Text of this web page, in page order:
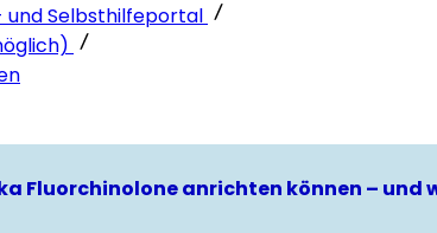
und Selbsthilfeportal
Fluorchinolone anrichten können – und